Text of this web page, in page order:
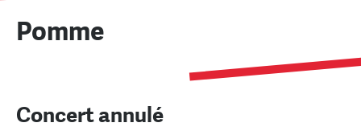
Pomme
Concert annulé